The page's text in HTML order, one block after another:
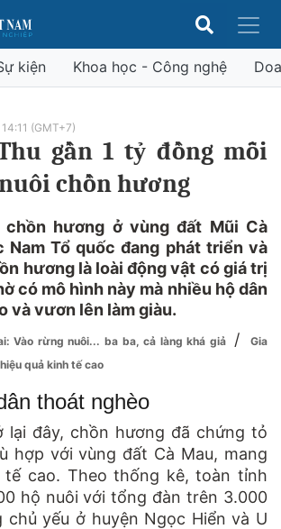
kiện Khoa học - Công nghệ
(GMT+7)
gần 1 tỷ đồng mỗi
chồn hương
chồn hương ở vùng đất Mũi Cà
Nam Tổ quốc đang phát triển và
hương là loài động vật có giá trị
có mô hình này mà nhiều hộ dân
và vươn lên làm giàu.
Vào rừng nuôi... ba ba, cả làng khá giả /
Gia
quả kinh tế cao
thoát nghèo
lại đây, chồn hương đã chứng tỏ
hợp với vùng đất Cà Mau, mang
cao. Theo thống kê, toàn tỉnh
hộ nuôi với tổng đàn trên 3.000
chủ yếu ở huyện Ngọc Hiển và U